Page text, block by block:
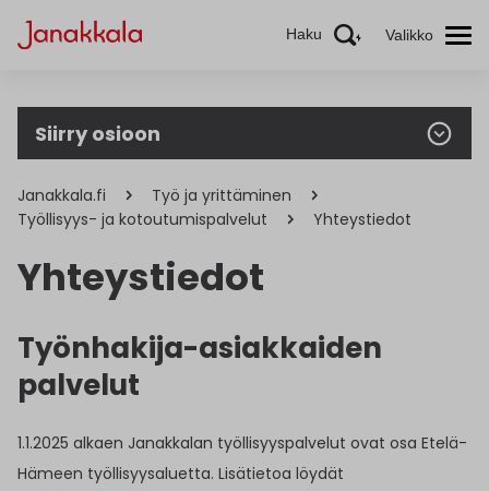
Haku Valikko
Siirry osioon
Janakkala.fi
Työ ja yrittäminen
Työllisyys- ja kotoutumispalvelut
Yhteystiedot
Yhteystiedot
Työnhakija-asiakkaiden
palvelut
1.1.2025 alkaen Janakkalan työllisyyspalvelut ovat osa Etelä-
Hämeen työllisyysaluetta. Lisätietoa löydät